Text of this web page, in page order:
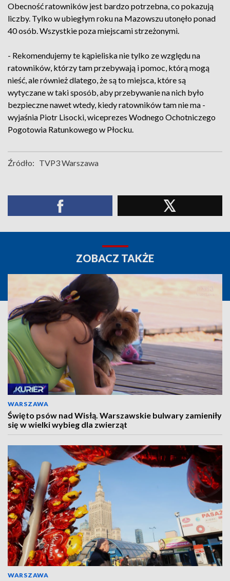
Obecność ratowników jest bardzo potrzebna, co pokazują
liczby. Tylko w ubiegłym roku na Mazowszu utonęło ponad
40 osób. Wszystkie poza miejscami strzeżonymi.
- Rekomendujemy te kąpieliska nie tylko ze względu na
ratowników, którzy tam przebywają i pomoc, którą mogą
nieść, ale również dlatego, że są to miejsca, które są
wytyczane w taki sposób, aby przebywanie na nich było
bezpieczne nawet wtedy, kiedy ratowników tam nie ma -
wyjaśnia Piotr Lisocki, wiceprezes Wodnego Ochotniczego
Pogotowia Ratunkowego w Płocku.
Źródło: TVP3 Warszawa
ZOBACZ TAKŻE
WARSZAWA
Święto psów nad Wisłą. Warszawskie bulwary zamieniły
się w wielki wybieg dla zwierząt
WARSZAWA